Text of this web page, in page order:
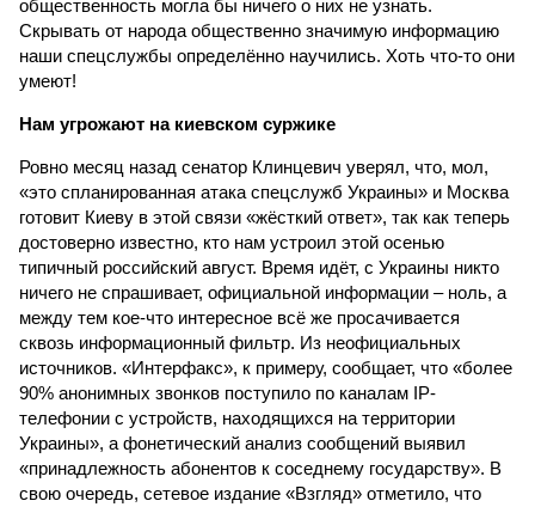
общественность могла бы ничего о них не узнать.
Скрывать от народа общественно значимую информацию
наши спецслужбы определённо научились. Хоть что-то они
умеют!
Нам угрожают на киевском суржике
Ровно месяц назад сенатор Клинцевич уверял, что, мол,
«это спланированная атака спецслужб Украины» и Москва
готовит Киеву в этой связи «жёсткий ответ», так как теперь
достоверно известно, кто нам устроил этой осенью
типичный российский август. Время идёт, с Украины никто
ничего не спрашивает, официальной информации – ноль, а
между тем кое-что интересное всё же просачивается
сквозь информационный фильтр. Из неофициальных
источников. «Интерфакс», к примеру, сообщает, что «более
90% анонимных звонков поступило по каналам IP-
телефонии с устройств, находящихся на территории
Украины», а фонетический анализ сообщений выявил
«принадлежность абонентов к соседнему государству». В
свою очередь, сетевое издание «Взгляд» отметило, что